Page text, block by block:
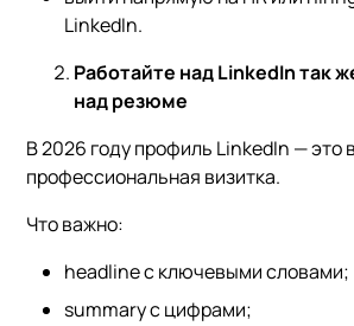
LinkedIn.
Работайте над LinkedIn так
над резюме
В 2026 году профиль LinkedIn — это
профессиональная визитка.
Что важно:
headline с ключевыми словами;
summary с цифрами;